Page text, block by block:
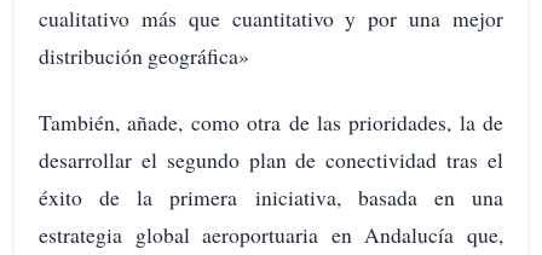
cualitativo más que cuantitativo y por una mejor
distribución geográfica»
También, añade, como otra de las prioridades, la de
desarrollar el segundo plan de conectividad tras el
éxito de la primera iniciativa, basada en una
estrategia global aeroportuaria en Andalucía que,